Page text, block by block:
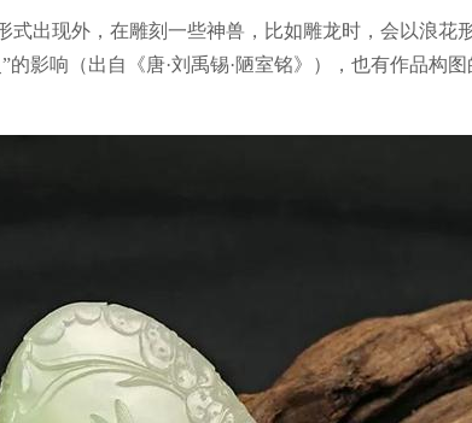
式出现外，在雕刻一些神兽，比如雕龙时，会以浪花
的影响（出自《唐·刘禹锡·陋室铭》），也有作品构